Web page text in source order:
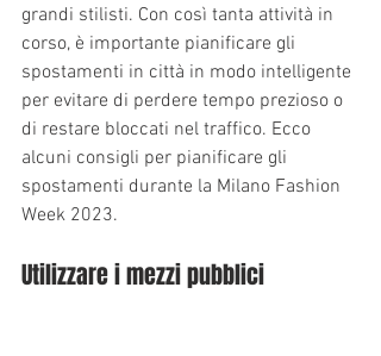
grandi stilisti. Con così tanta attività in
corso, è importante pianificare gli
spostamenti in città in modo intelligente
per evitare di perdere tempo prezioso o
di restare bloccati nel traffico. Ecco
alcuni consigli per pianificare gli
spostamenti durante la Milano Fashion
Week 2023.
Utilizzare i mezzi pubblici